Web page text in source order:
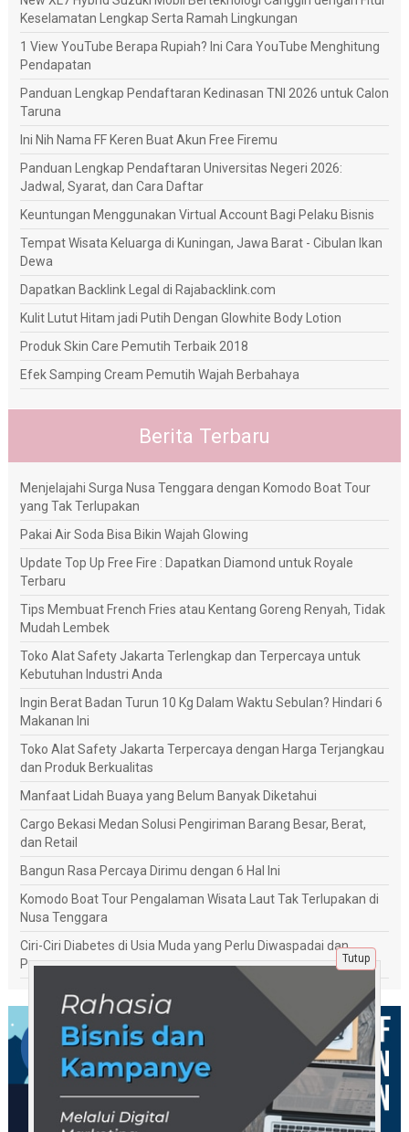
Keselamatan Lengkap Serta Ramah Lingkungan
1 View YouTube Berapa Rupiah? Ini Cara YouTube Menghitung
Pendapatan
Panduan Lengkap Pendaftaran Kedinasan TNI 2026 untuk Calon
Taruna
Ini Nih Nama FF Keren Buat Akun Free Firemu
Panduan Lengkap Pendaftaran Universitas Negeri 2026:
Jadwal, Syarat, dan Cara Daftar
Keuntungan Menggunakan Virtual Account Bagi Pelaku Bisnis
Tempat Wisata Keluarga di Kuningan, Jawa Barat - Cibulan Ikan
Dewa
Dapatkan Backlink Legal di Rajabacklink.com
Kulit Lutut Hitam jadi Putih Dengan Glowhite Body Lotion
Produk Skin Care Pemutih Terbaik 2018
Efek Samping Cream Pemutih Wajah Berbahaya
Berita Terbaru
Menjelajahi Surga Nusa Tenggara dengan Komodo Boat Tour
yang Tak Terlupakan
Pakai Air Soda Bisa Bikin Wajah Glowing
Update Top Up Free Fire : Dapatkan Diamond untuk Royale
Terbaru
Tips Membuat French Fries atau Kentang Goreng Renyah, Tidak
Mudah Lembek
Toko Alat Safety Jakarta Terlengkap dan Terpercaya untuk
Kebutuhan Industri Anda
Ingin Berat Badan Turun 10 Kg Dalam Waktu Sebulan? Hindari 6
Makanan Ini
Toko Alat Safety Jakarta Terpercaya dengan Harga Terjangkau
dan Produk Berkualitas
Manfaat Lidah Buaya yang Belum Banyak Diketahui
Cargo Bekasi Medan Solusi Pengiriman Barang Besar, Berat,
dan Retail
Bangun Rasa Percaya Dirimu dengan 6 Hal Ini
Komodo Boat Tour Pengalaman Wisata Laut Tak Terlupakan di
Nusa Tenggara
Ciri-Ciri Diabetes di Usia Muda yang Perlu Diwaspadai dan
Penanganannya
Tutup